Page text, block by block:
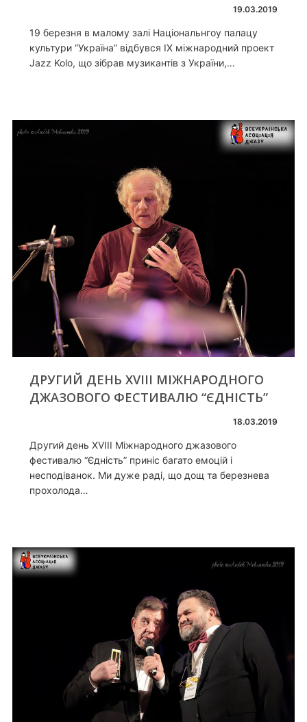
19.03.2019
19 березня в малому залі Національнгоу палацу
культури “Україна” відбувся IX міжнародний проект
Jazz Kolo, що зібрав музикантів з України,…
ДРУГИЙ ДЕНЬ XVIII МІЖНАРОДНОГО
ДЖАЗОВОГО ФЕСТИВАЛЮ “ЄДНІСТЬ”
18.03.2019
Другий день XVIII Міжнародного джазового
фестивалю “Єдність” приніс багато емоцій і
несподіванок. Ми дуже раді, що дощ та березнева
прохолода…